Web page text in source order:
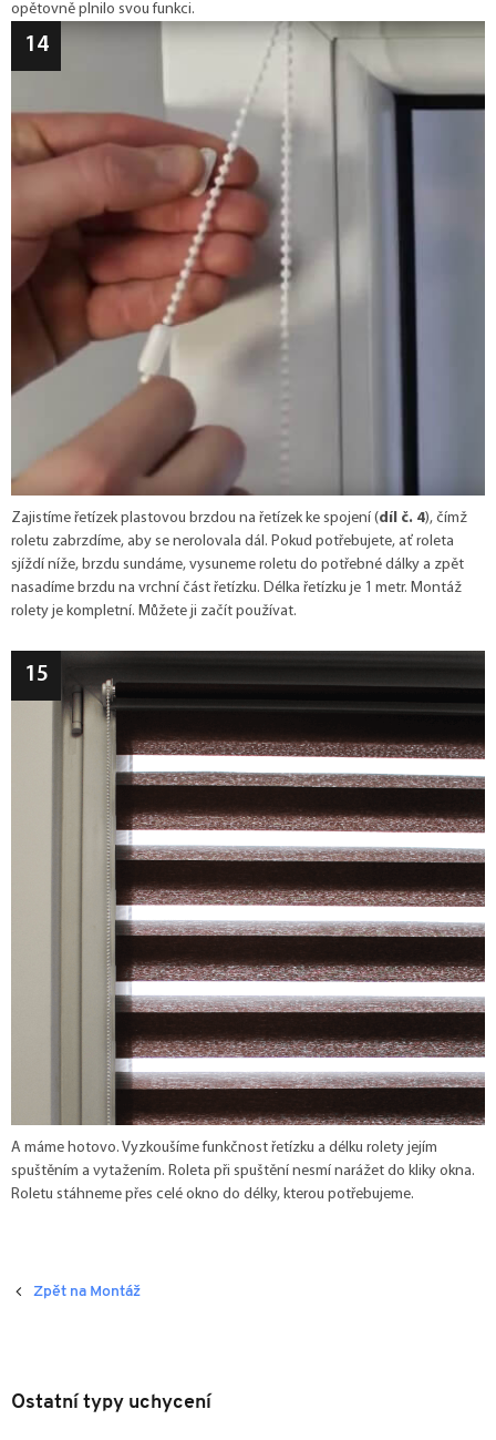
opětovně plnilo svou funkci.
Zajistíme řetízek plastovou brzdou na řetízek ke spojení (díl č. 4), čímž
roletu zabrzdíme, aby se nerolovala dál. Pokud potřebujete, ať roleta
sjíždí níže, brzdu sundáme, vysuneme roletu do potřebné dálky a zpět
nasadíme brzdu na vrchní část řetízku. Délka řetízku je 1 metr. Montáž
rolety je kompletní. Můžete ji začít používat.
A máme hotovo. Vyzkoušíme funkčnost řetízku a délku rolety jejím
spuštěním a vytažením. Roleta při spuštění nesmí narážet do kliky okna.
Roletu stáhneme přes celé okno do délky, kterou potřebujeme.
Zpět na Montáž
Ostatní typy uchycení